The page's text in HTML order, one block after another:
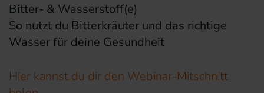
Bitter- & Wasserstoff(e)
So nutzt du Bitterkräuter und das richtige
Wasser für deine Gesundheit
Hier kannst du dir den Webinar-Mitschnitt